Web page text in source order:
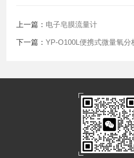
上一篇： 电子皂膜流量计
下一篇：YP-O100L便携式微量氧分